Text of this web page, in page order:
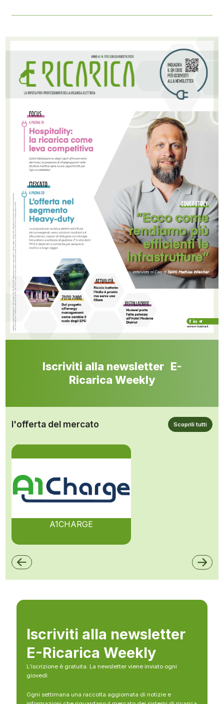
Iscriviti alla newsletter E-
Ricarica Weekly
l'offerta del mercato Scoprili tutti
A1CHARGE
Iscriviti alla newsletter
E-Ricarica Weekly
L’iscrizione è gratuita. La newsletter viene inviato ogni
giovedì
Ogni settimana una raccolta aggiornata di notizie e